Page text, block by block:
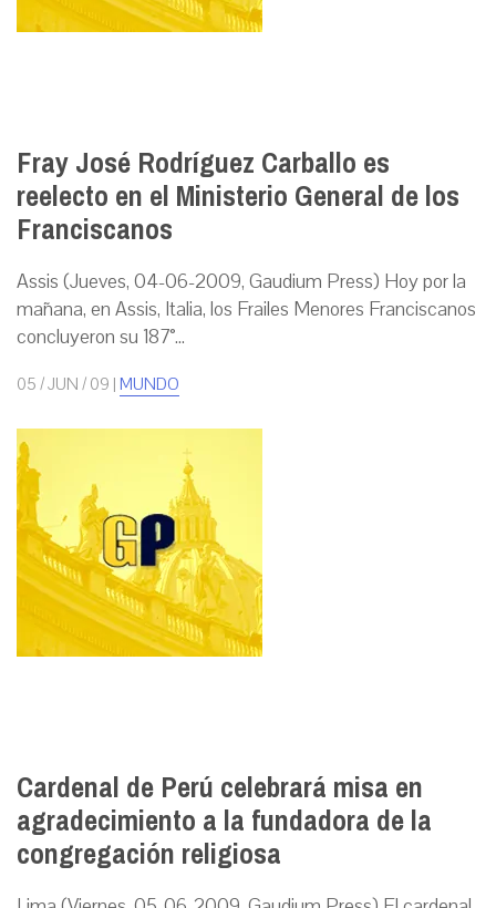
Fray José Rodríguez Carballo es
reelecto en el Ministerio General de los
Franciscanos
Assis (Jueves, 04-06-2009, Gaudium Press) Hoy por la
mañana, en Assis, Italia, los Frailes Menores Franciscanos
concluyeron su 187°...
05 / JUN / 09 | MUNDO
Cardenal de Perú celebrará misa en
agradecimiento a la fundadora de la
congregación religiosa